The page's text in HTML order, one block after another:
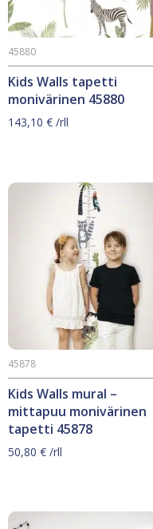
Kids Walls tapetti
monivärinen 45880
45880
143,10 € /rll
Kids Walls mural –
mittapuu monivärinen
tapetti 45878
45878
50,80 € /rll